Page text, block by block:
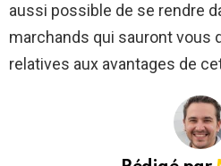
aussi possible de se rendre
marchands qui sauront vous
relatives aux avantages de